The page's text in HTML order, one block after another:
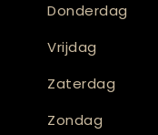
Donderdag
Vrijdag
Zaterdag
Zondag